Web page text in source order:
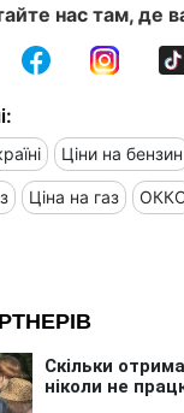
нас там, де
Ціни на бензин
Ціна на газ